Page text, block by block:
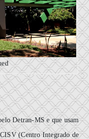
Detran-MS e que usam
(Centro Integrado de